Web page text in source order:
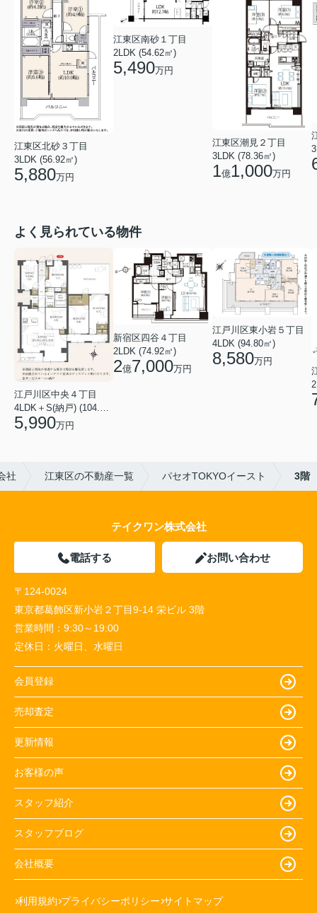
江東区北砂３丁目
3LDK (56.92㎡)
5,880万円
江東区南砂１丁目
2LDK (54.62㎡)
5,490万円
江東区潮見２丁目
3LDK (78.36㎡)
1億1,000万円
よく見られている物件
江戸川区中央４丁目
5,990万円
新宿区四谷４丁目
2LDK (74.92㎡)
2億7,000万円
江戸川区東小岩５丁目
4LDK (94.80㎡)
8,580万円
社 江東区の不動産一覧 パセオTOKYOイースト 3階
テイクワン株式会社
電話する お問い合わせ
〒124-0024
東京都葛飾区新小岩２丁目9-14 栄ビル 3階
営業時間： 9:30～19:00
定休日： 火曜日、水曜日
会員登録
売却査定
更新情報
お客様の声
スタッフ紹介
スタッフブログ
会社概要
利用規約 プライバシーポリシー サイトマップ